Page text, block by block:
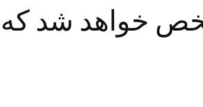
خواهد شد که